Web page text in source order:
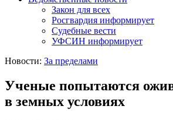
Закон для всех
Росгвардия информирует
Судебные вести
УФСИН информирует
Новости: За пределами
Ученые попытаются
в земных условиях